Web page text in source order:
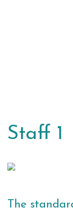
Staff 1
The